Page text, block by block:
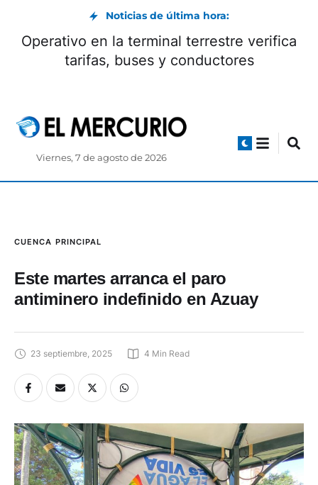
Noticias de última hora:
la Espriella
Operativo en la terminal
tarifas, buses y
Viernes, 7 de agosto de 2026
CUENCA PRINCIPAL
Este martes arranca el paro
antiminero indefinido en Azuay
23 septiembre, 2025 4 Min Read